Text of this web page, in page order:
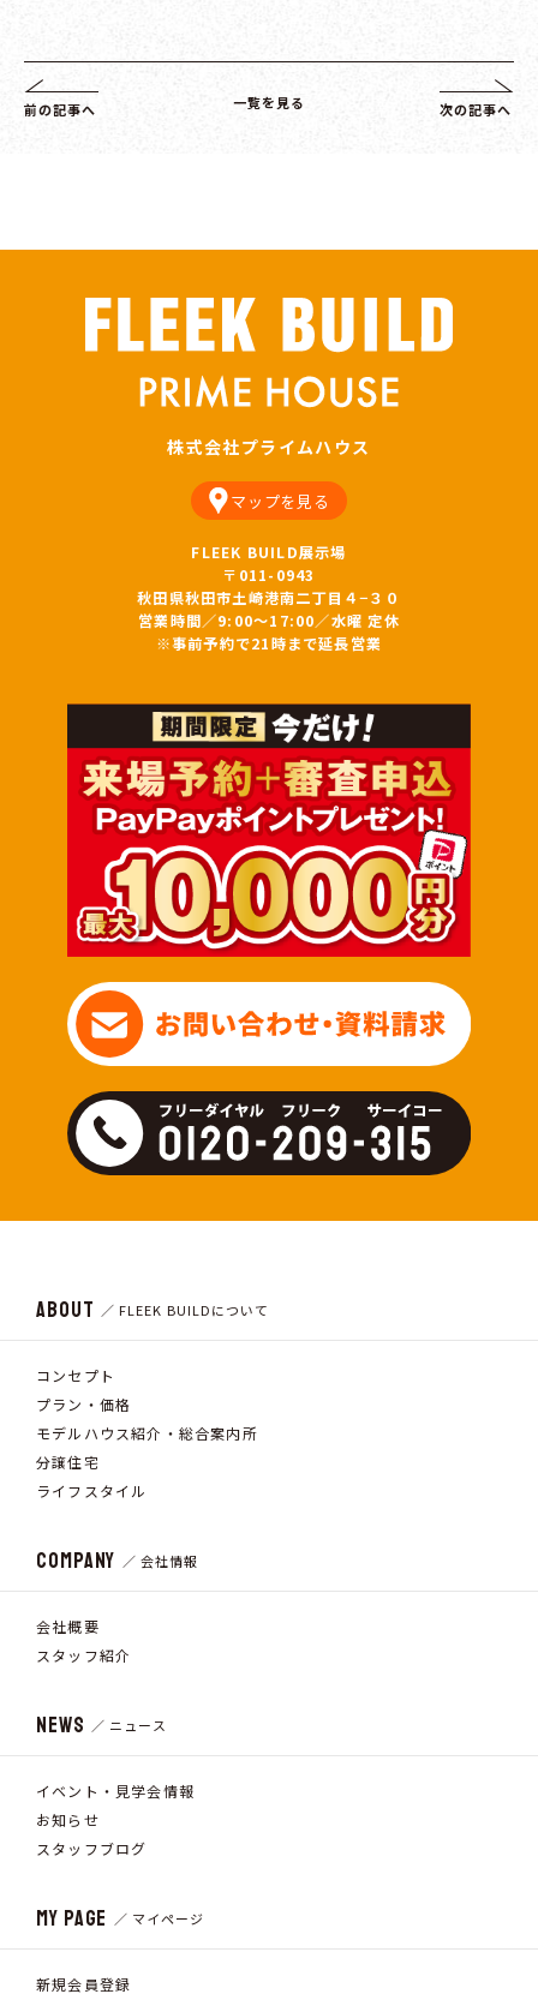
前の記事へ 一覧を見る 次の記事へ
株式会社プライムハウス
FLEEK BUILD展示場
〒011-0943
マップを見る
秋田県秋田市土崎港南二丁目４−３０
営業時間／9:00～17:00／水曜 定休
※事前予約で21時まで延長営業
ABOUT ／ FLEEK BUILDについて
コンセプト
プラン・価格
モデルハウス紹介・総合案内所
分譲住宅
ライフスタイル
COMPANY ／ 会社情報
会社概要
スタッフ紹介
NEWS ／ ニュース
イベント・見学会情報
お知らせ
スタッフブログ
MY PAGE ／ マイページ
新規会員登録